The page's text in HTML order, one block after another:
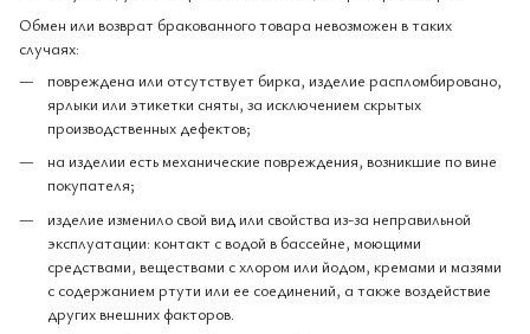
Обмен или возврат бракованного товара невозможен в таких
случаях:
повреждена или отсутствует бирка, изделие распломбировано,
ярлыки или этикетки сняты, за исключением скрытых
производственных дефектов;
на изделии есть механические повреждения, возникшие по вине
покупателя;
изделие изменило свой вид или свойства из-за неправильной
эксплуатации: контакт с водой в бассейне, моющими
средствами, веществами с хлором или йодом, кремами и мазями
с содержанием ртути или ее соединений, а также воздействие
других внешних факторов.